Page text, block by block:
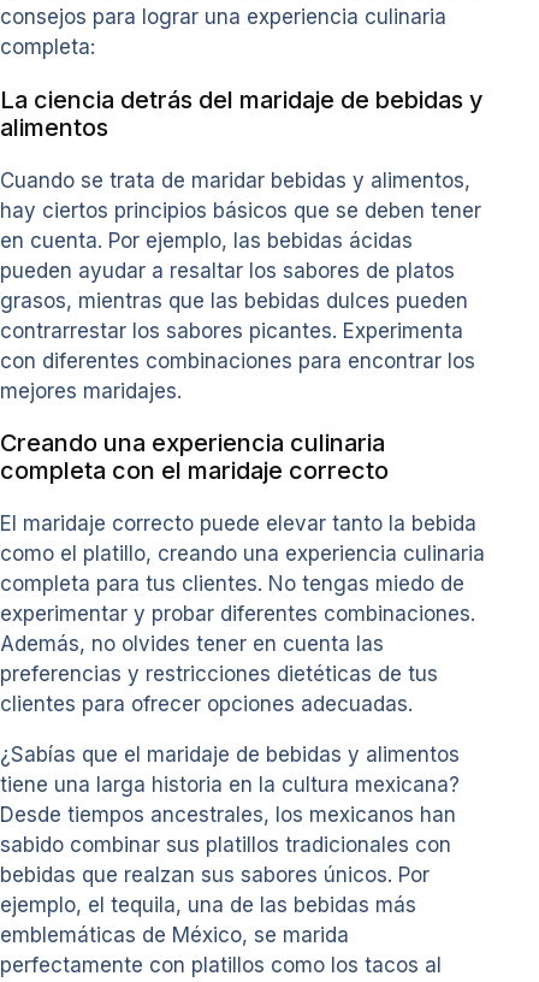
consejos para lograr una experiencia culinaria
completa:
La ciencia detrás del maridaje de bebidas y
alimentos
Cuando se trata de maridar bebidas y alimentos,
hay ciertos principios básicos que se deben tener
en cuenta. Por ejemplo, las bebidas ácidas
pueden ayudar a resaltar los sabores de platos
grasos, mientras que las bebidas dulces pueden
contrarrestar los sabores picantes. Experimenta
con diferentes combinaciones para encontrar los
mejores maridajes.
Creando una experiencia culinaria
completa con el maridaje correcto
El maridaje correcto puede elevar tanto la bebida
como el platillo, creando una experiencia culinaria
completa para tus clientes. No tengas miedo de
experimentar y probar diferentes combinaciones.
Además, no olvides tener en cuenta las
preferencias y restricciones dietéticas de tus
clientes para ofrecer opciones adecuadas.
¿Sabías que el maridaje de bebidas y alimentos
tiene una larga historia en la cultura mexicana?
Desde tiempos ancestrales, los mexicanos han
sabido combinar sus platillos tradicionales con
bebidas que realzan sus sabores únicos. Por
ejemplo, el tequila, una de las bebidas más
emblemáticas de México, se marida
perfectamente con platillos como los tacos al